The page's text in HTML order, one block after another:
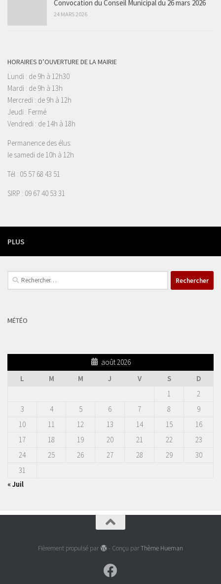
Convocation du Conseil Municipal du 26 mars 2026
24 MARS 2026
HORAIRES D’OUVERTURE DE LA MAIRIE
Lundi : de 9h à 12h30
Mardi : de 9h à 13h
Mercredi : de 9h à 12h
Jeudi : Fermé
Vendredi : de 14h à 18h
Permanence des élus:
le samedi de 10h à 12h
Tél : 05 57 68 43 51
SIRP : 09 67 40 53 31
PLUS
Rechercher :
MÉTÉO
août 2026
L
M M J V S
D
1
2
3
4 5 6 7 8
9
10
11 12 13 14 15
16
17
18 19 20 21 22
23
24
25 26 27 28 29
30
31
« Juil
Fièrement propulsé par - Conçu parThème Hueman